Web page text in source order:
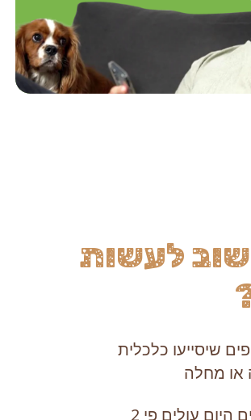
לעשות
שיסייעו כלכלית
או מחלה
הטיפולים היום עולים פי 2